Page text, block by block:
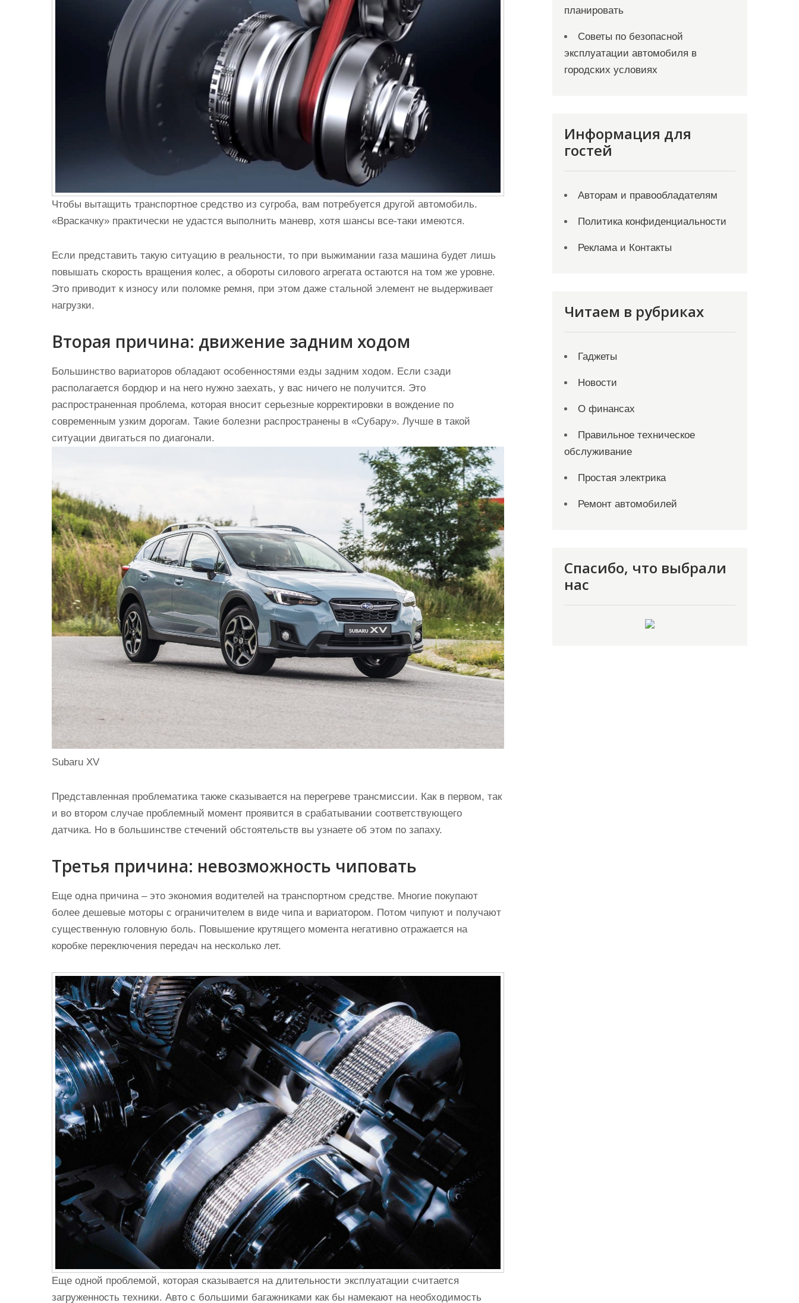
Чтобы вытащить транспортное средство из сугроба, вам потребуется другой автомобиль.
«Враскачку» практически не удастся выполнить маневр, хотя шансы все-таки имеются.
Если представить такую ситуацию в реальности, то при выжимании газа машина будет лишь
повышать скорость вращения колес, а обороты силового агрегата остаются на том же уровне.
Это приводит к износу или поломке ремня, при этом даже стальной элемент не выдерживает
нагрузки.
Вторая причина: движение задним ходом
Большинство вариаторов обладают особенностями езды задним ходом. Если сзади
располагается бордюр и на него нужно заехать, у вас ничего не получится. Это
распространенная проблема, которая вносит серьезные корректировки в вождение по
современным узким дорогам. Такие болезни распространены в «Субару». Лучше в такой
ситуации двигаться по диагонали.
Subaru XV
Представленная проблематика также сказывается на перегреве трансмиссии. Как в первом, так
и во втором случае проблемный момент проявится в срабатывании соответствующего
датчика. Но в большинстве стечений обстоятельств вы узнаете об этом по запаху.
Третья причина: невозможность чиповать
Еще одна причина – это экономия водителей на транспортном средстве. Многие покупают
более дешевые моторы с ограничителем в виде чипа и вариатором. Потом чипуют и получают
существенную головную боль. Повышение крутящего момента негативно отражается на
коробке переключения передач на несколько лет.
Еще одной проблемой, которая сказывается на длительности эксплуатации считается
загруженность техники. Авто с большими багажниками как бы намекают на необходимость
планировать
Советы по безопасной
эксплуатации автомобиля в
городских условиях
Информация для
гостей
Авторам и правообладателям
Политика конфиденциальности
Реклама и Контакты
Читаем в рубриках
Гаджеты
Новости
О финансах
Правильное техническое
обслуживание
Простая электрика
Ремонт автомобилей
Спасибо, что выбрали
нас